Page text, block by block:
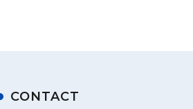
CONTACT